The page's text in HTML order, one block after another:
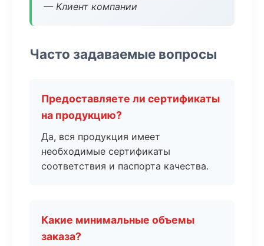
— Клиент компании
Часто задаваемые вопросы
Предоставляете ли сертификаты
на продукцию?
Да, вся продукция имеет
необходимые сертификаты
соответствия и паспорта качества.
Какие минимальные объемы
заказа?